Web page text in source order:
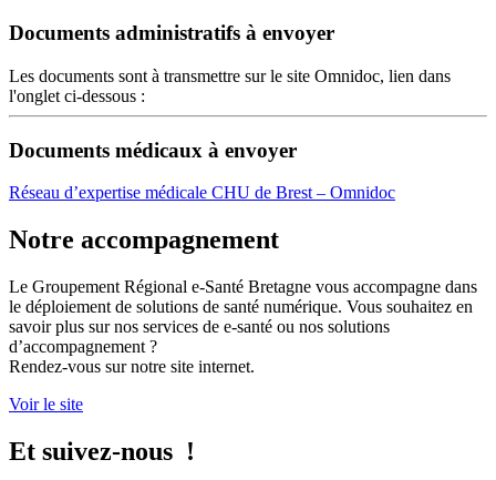
Documents administratifs à envoyer
Les documents sont à transmettre sur le site Omnidoc, lien dans
l'onglet ci-dessous :
Documents médicaux à envoyer
Réseau d’expertise médicale CHU de Brest – Omnidoc
Notre accompagnement
Le Groupement Régional e-Santé Bretagne vous accompagne dans
le déploiement de solutions de santé numérique. Vous souhaitez en
savoir plus sur nos services de e-santé ou nos solutions
d’accompagnement ?
Rendez-vous sur notre site internet.
Voir le site
Et suivez-nous !